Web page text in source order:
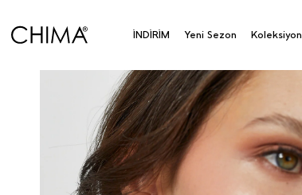
İNDİRİM Yeni Sezon Koleksiyon